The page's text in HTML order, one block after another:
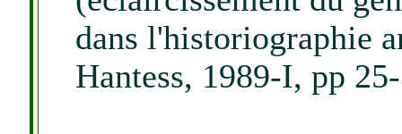
dans l'historiographie
Hantess, 1989-I, pp